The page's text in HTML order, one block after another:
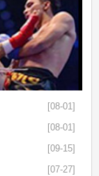
[08-01]
[08-01]
[09-15]
[07-27]